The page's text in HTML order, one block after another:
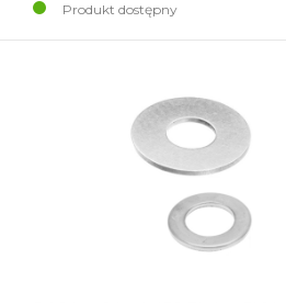
Produkt dostępny